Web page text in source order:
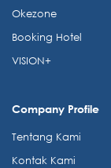
Okezone
Booking Hotel
VISION+
Company Profile
Tentang Kami
Kontak Kami